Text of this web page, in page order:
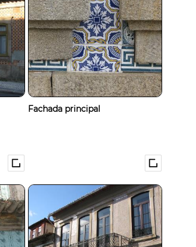
Fachada principal